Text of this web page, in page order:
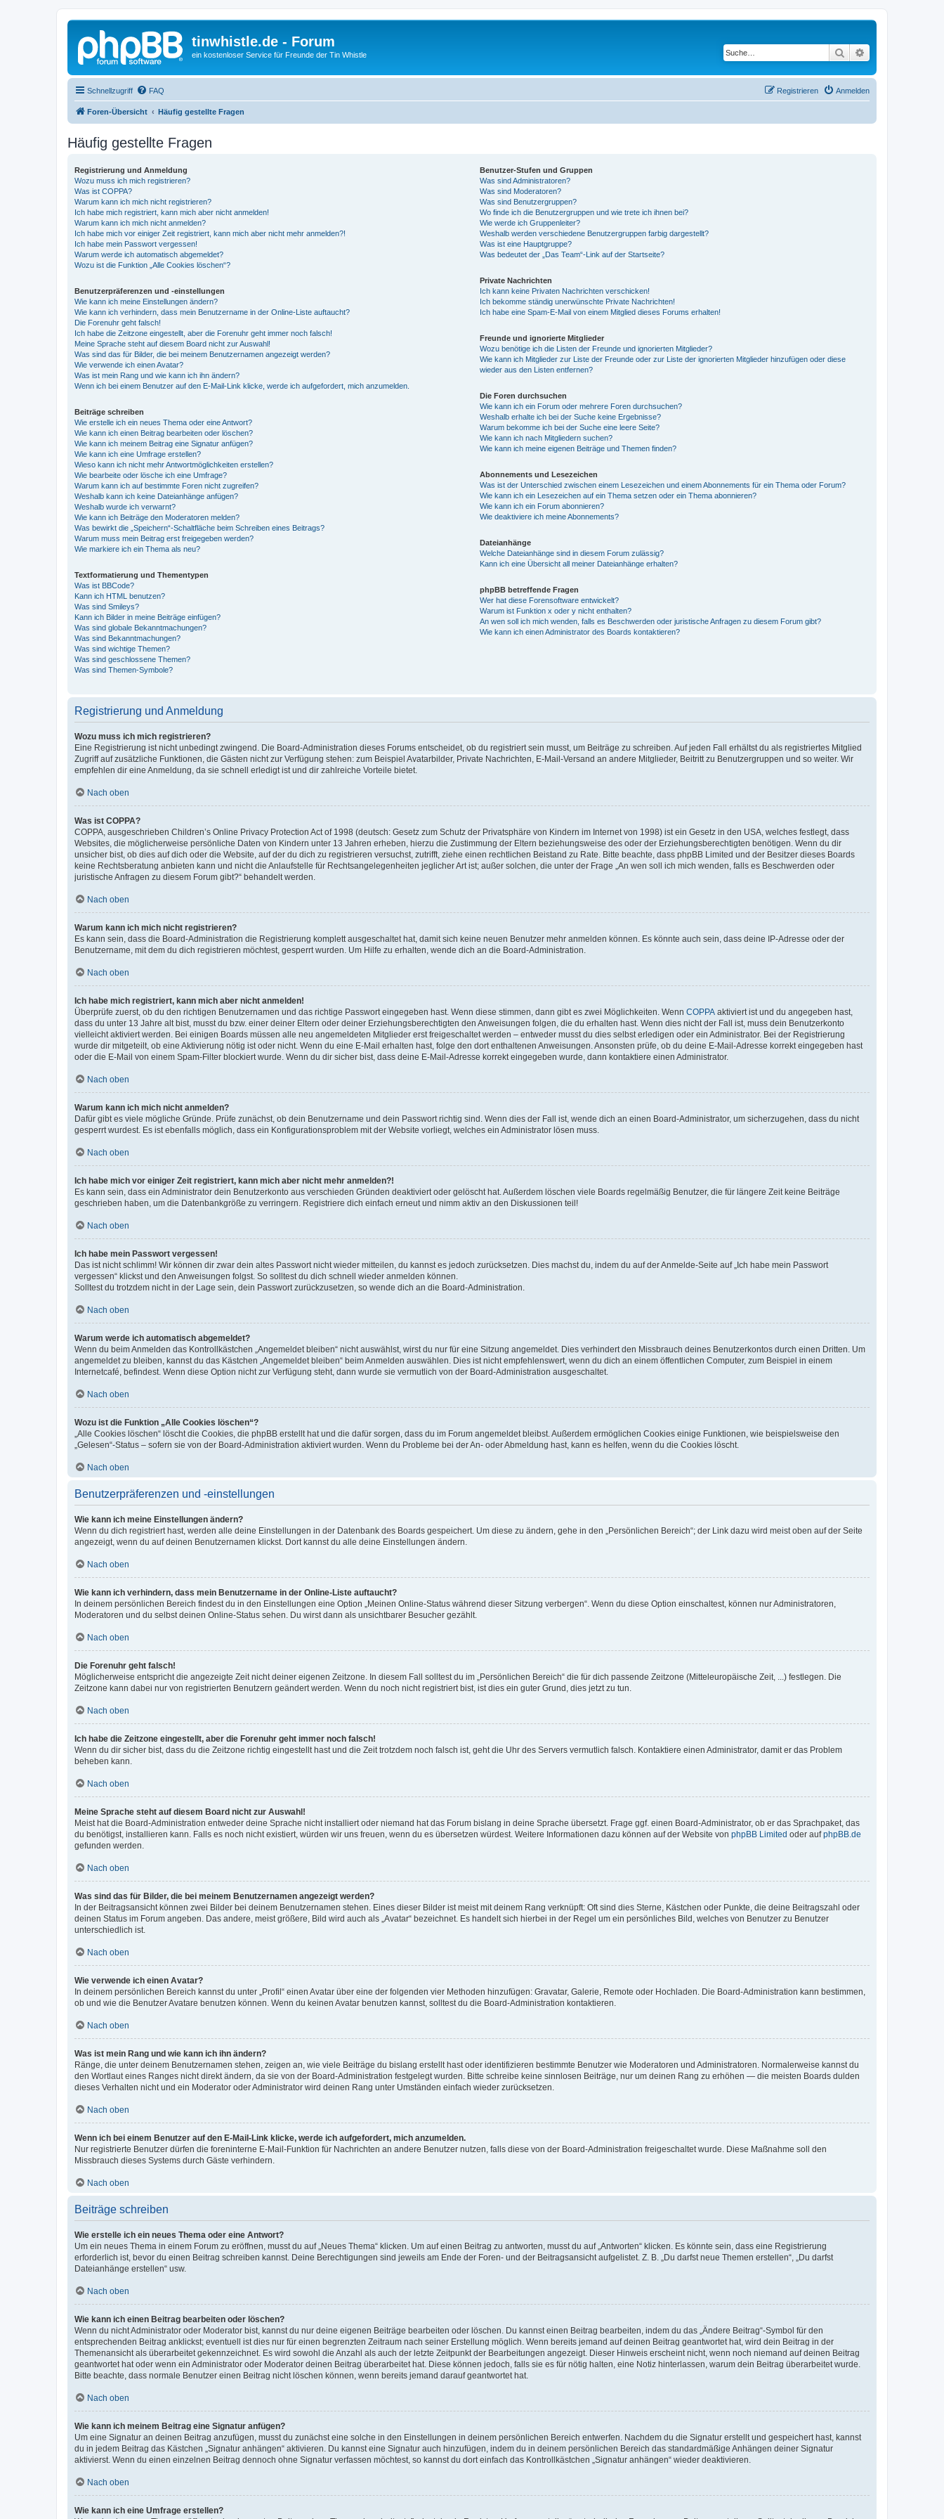
tinwhistle.de - Forum
ein kostenloser Service für Freunde der Tin Whistle Suche
Schnellzugriff FAQ Anmelden
Registrieren
Foren-Übersicht Häufig gestellte Fragen
Häufig gestellte Fragen
Registrierung und Anmeldung
Wozu muss ich mich registrieren?
Was ist COPPA?
Warum kann ich mich nicht registrieren?
Ich habe mich registriert, kann mich aber nicht anmelden!
Warum kann ich mich nicht anmelden?
Ich habe mich vor einiger Zeit registriert, kann mich aber nicht mehr anmelden?!
Ich habe mein Passwort vergessen!
Warum werde ich automatisch abgemeldet?
Wozu ist die Funktion „Alle Cookies löschen“?
Benutzerpräferenzen und -einstellungen
Wie kann ich meine Einstellungen ändern?
Wie kann ich verhindern, dass mein Benutzername in der Online-Liste auftaucht?
Die Forenuhr geht falsch!
Ich habe die Zeitzone eingestellt, aber die Forenuhr geht immer noch falsch!
Meine Sprache steht auf diesem Board nicht zur Auswahl!
Was sind das für Bilder, die bei meinem Benutzernamen angezeigt werden?
Wie verwende ich einen Avatar?
Was ist mein Rang und wie kann ich ihn ändern?
Wenn ich bei einem Benutzer auf den E-Mail-Link klicke, werde ich aufgefordert, mich anzumelden.
Beiträge schreiben
Wie erstelle ich ein neues Thema oder eine Antwort?
Wie kann ich einen Beitrag bearbeiten oder löschen?
Wie kann ich meinem Beitrag eine Signatur anfügen?
Wie kann ich eine Umfrage erstellen?
Wieso kann ich nicht mehr Antwortmöglichkeiten erstellen?
Wie bearbeite oder lösche ich eine Umfrage?
Warum kann ich auf bestimmte Foren nicht zugreifen?
Weshalb kann ich keine Dateianhänge anfügen?
Weshalb wurde ich verwarnt?
Wie kann ich Beiträge den Moderatoren melden?
Was bewirkt die „Speichern“-Schaltfläche beim Schreiben eines Beitrags?
Warum muss mein Beitrag erst freigegeben werden?
Wie markiere ich ein Thema als neu?
Textformatierung und Thementypen
Was ist BBCode?
Kann ich HTML benutzen?
Was sind Smileys?
Kann ich Bilder in meine Beiträge einfügen?
Was sind globale Bekanntmachungen?
Was sind Bekanntmachungen?
Was sind wichtige Themen?
Was sind geschlossene Themen?
Was sind Themen-Symbole?
Benutzer-Stufen und Gruppen
Was sind Administratoren?
Was sind Moderatoren?
Was sind Benutzergruppen?
Wo finde ich die Benutzergruppen und wie trete ich ihnen bei?
Wie werde ich Gruppenleiter?
Weshalb werden verschiedene Benutzergruppen farbig dargestellt?
Was ist eine Hauptgruppe?
Was bedeutet der „Das Team“-Link auf der Startseite?
Private Nachrichten
Ich kann keine Privaten Nachrichten verschicken!
Ich bekomme ständig unerwünschte Private Nachrichten!
Ich habe eine Spam-E-Mail von einem Mitglied dieses Forums erhalten!
Freunde und ignorierte Mitglieder
Wozu benötige ich die Listen der Freunde und ignorierten Mitglieder?
Wie kann ich Mitglieder zur Liste der Freunde oder zur Liste der ignorierten Mitglieder hinzufügen oder diese
wieder aus den Listen entfernen?
Die Foren durchsuchen
Wie kann ich ein Forum oder mehrere Foren durchsuchen?
Weshalb erhalte ich bei der Suche keine Ergebnisse?
Warum bekomme ich bei der Suche eine leere Seite?
Wie kann ich nach Mitgliedern suchen?
Wie kann ich meine eigenen Beiträge und Themen finden?
Abonnements und Lesezeichen
Was ist der Unterschied zwischen einem Lesezeichen und einem Abonnements für ein Thema oder Forum?
Wie kann ich ein Lesezeichen auf ein Thema setzen oder ein Thema abonnieren?
Wie kann ich ein Forum abonnieren?
Wie deaktiviere ich meine Abonnements?
Dateianhänge
Welche Dateianhänge sind in diesem Forum zulässig?
Kann ich eine Übersicht all meiner Dateianhänge erhalten?
phpBB betreffende Fragen
Wer hat diese Forensoftware entwickelt?
Warum ist Funktion x oder y nicht enthalten?
An wen soll ich mich wenden, falls es Beschwerden oder juristische Anfragen zu diesem Forum gibt?
Wie kann ich einen Administrator des Boards kontaktieren?
Registrierung und Anmeldung
Wozu muss ich mich registrieren?
Eine Registrierung ist nicht unbedingt zwingend. Die Board-Administration dieses Forums entscheidet, ob du registriert sein musst, um Beiträge zu schreiben. Auf jeden Fall erhältst du als registriertes Mitglied
Zugriff auf zusätzliche Funktionen, die Gästen nicht zur Verfügung stehen: zum Beispiel Avatarbilder, Private Nachrichten, E-Mail-Versand an andere Mitglieder, Beitritt zu Benutzergruppen und so weiter. Wir
empfehlen dir eine Anmeldung, da sie schnell erledigt ist und dir zahlreiche Vorteile bietet.
Nach oben
Was ist COPPA?
COPPA, ausgeschrieben Children’s Online Privacy Protection Act of 1998 (deutsch: Gesetz zum Schutz der Privatsphäre von Kindern im Internet von 1998) ist ein Gesetz in den USA, welches festlegt, dass
Websites, die möglicherweise persönliche Daten von Kindern unter 13 Jahren erheben, hierzu die Zustimmung der Eltern beziehungsweise des oder der Erziehungsberechtigten benötigen. Wenn du dir
unsicher bist, ob dies auf dich oder die Website, auf der du dich zu registrieren versuchst, zutrifft, ziehe einen rechtlichen Beistand zu Rate. Bitte beachte, dass phpBB Limited und der Besitzer dieses Boards
keine Rechtsberatung anbieten kann und nicht die Anlaufstelle für Rechtsangelegenheiten jeglicher Art ist; außer solchen, die unter der Frage „An wen soll ich mich wenden, falls es Beschwerden oder
juristische Anfragen zu diesem Forum gibt?“ behandelt werden.
Nach oben
Warum kann ich mich nicht registrieren?
Es kann sein, dass die Board-Administration die Registrierung komplett ausgeschaltet hat, damit sich keine neuen Benutzer mehr anmelden können. Es könnte auch sein, dass deine IP-Adresse oder der
Benutzername, mit dem du dich registrieren möchtest, gesperrt wurden. Um Hilfe zu erhalten, wende dich an die Board-Administration.
Nach oben
Ich habe mich registriert, kann mich aber nicht anmelden!
Überprüfe zuerst, ob du den richtigen Benutzernamen und das richtige Passwort eingegeben hast. Wenn diese stimmen, dann gibt es zwei Möglichkeiten. Wenn COPPA aktiviert ist und du angegeben hast,
dass du unter 13 Jahre alt bist, musst du bzw. einer deiner Eltern oder deiner Erziehungsberechtigten den Anweisungen folgen, die du erhalten hast. Wenn dies nicht der Fall ist, muss dein Benutzerkonto
vielleicht aktiviert werden. Bei einigen Boards müssen alle neu angemeldeten Mitglieder erst freigeschaltet werden – entweder musst du dies selbst erledigen oder ein Administrator. Bei der Registrierung
wurde dir mitgeteilt, ob eine Aktivierung nötig ist oder nicht. Wenn du eine E-Mail erhalten hast, folge den dort enthaltenen Anweisungen. Ansonsten prüfe, ob du deine E-Mail-Adresse korrekt eingegeben hast
oder die E-Mail von einem Spam-Filter blockiert wurde. Wenn du dir sicher bist, dass deine E-Mail-Adresse korrekt eingegeben wurde, dann kontaktiere einen Administrator.
Nach oben
Warum kann ich mich nicht anmelden?
Dafür gibt es viele mögliche Gründe. Prüfe zunächst, ob dein Benutzername und dein Passwort richtig sind. Wenn dies der Fall ist, wende dich an einen Board-Administrator, um sicherzugehen, dass du nicht
gesperrt wurdest. Es ist ebenfalls möglich, dass ein Konfigurationsproblem mit der Website vorliegt, welches ein Administrator lösen muss.
Nach oben
Ich habe mich vor einiger Zeit registriert, kann mich aber nicht mehr anmelden?!
Es kann sein, dass ein Administrator dein Benutzerkonto aus verschieden Gründen deaktiviert oder gelöscht hat. Außerdem löschen viele Boards regelmäßig Benutzer, die für längere Zeit keine Beiträge
geschrieben haben, um die Datenbankgröße zu verringern. Registriere dich einfach erneut und nimm aktiv an den Diskussionen teil!
Nach oben
Ich habe mein Passwort vergessen!
Das ist nicht schlimm! Wir können dir zwar dein altes Passwort nicht wieder mitteilen, du kannst es jedoch zurücksetzen. Dies machst du, indem du auf der Anmelde-Seite auf „Ich habe mein Passwort
vergessen“ klickst und den Anweisungen folgst. So solltest du dich schnell wieder anmelden können.
Solltest du trotzdem nicht in der Lage sein, dein Passwort zurückzusetzen, so wende dich an die Board-Administration.
Nach oben
Warum werde ich automatisch abgemeldet?
Wenn du beim Anmelden das Kontrollkästchen „Angemeldet bleiben“ nicht auswählst, wirst du nur für eine Sitzung angemeldet. Dies verhindert den Missbrauch deines Benutzerkontos durch einen Dritten. Um
angemeldet zu bleiben, kannst du das Kästchen „Angemeldet bleiben“ beim Anmelden auswählen. Dies ist nicht empfehlenswert, wenn du dich an einem öffentlichen Computer, zum Beispiel in einem
Internetcafé, befindest. Wenn diese Option nicht zur Verfügung steht, dann wurde sie vermutlich von der Board-Administration ausgeschaltet.
Nach oben
Wozu ist die Funktion „Alle Cookies löschen“?
„Alle Cookies löschen“ löscht die Cookies, die phpBB erstellt hat und die dafür sorgen, dass du im Forum angemeldet bleibst. Außerdem ermöglichen Cookies einige Funktionen, wie beispielsweise den
„Gelesen“-Status – sofern sie von der Board-Administration aktiviert wurden. Wenn du Probleme bei der An- oder Abmeldung hast, kann es helfen, wenn du die Cookies löscht.
Nach oben
Benutzerpräferenzen und -einstellungen
Wie kann ich meine Einstellungen ändern?
Wenn du dich registriert hast, werden alle deine Einstellungen in der Datenbank des Boards gespeichert. Um diese zu ändern, gehe in den „Persönlichen Bereich“; der Link dazu wird meist oben auf der Seite
angezeigt, wenn du auf deinen Benutzernamen klickst. Dort kannst du alle deine Einstellungen ändern.
Nach oben
Wie kann ich verhindern, dass mein Benutzername in der Online-Liste auftaucht?
In deinem persönlichen Bereich findest du in den Einstellungen eine Option „Meinen Online-Status während dieser Sitzung verbergen“. Wenn du diese Option einschaltest, können nur Administratoren,
Moderatoren und du selbst deinen Online-Status sehen. Du wirst dann als unsichtbarer Besucher gezählt.
Nach oben
Die Forenuhr geht falsch!
Möglicherweise entspricht die angezeigte Zeit nicht deiner eigenen Zeitzone. In diesem Fall solltest du im „Persönlichen Bereich“ die für dich passende Zeitzone (Mitteleuropäische Zeit, ...) festlegen. Die
Zeitzone kann dabei nur von registrierten Benutzern geändert werden. Wenn du noch nicht registriert bist, ist dies ein guter Grund, dies jetzt zu tun.
Nach oben
Ich habe die Zeitzone eingestellt, aber die Forenuhr geht immer noch falsch!
Wenn du dir sicher bist, dass du die Zeitzone richtig eingestellt hast und die Zeit trotzdem noch falsch ist, geht die Uhr des Servers vermutlich falsch. Kontaktiere einen Administrator, damit er das Problem
beheben kann.
Nach oben
Meine Sprache steht auf diesem Board nicht zur Auswahl!
Meist hat die Board-Administration entweder deine Sprache nicht installiert oder niemand hat das Forum bislang in deine Sprache übersetzt. Frage ggf. einen Board-Administrator, ob er das Sprachpaket, das
du benötigst, installieren kann. Falls es noch nicht existiert, würden wir uns freuen, wenn du es übersetzen würdest. Weitere Informationen dazu können auf der Website von phpBB Limited oder aufphpBB.de
gefunden werden.
Nach oben
Was sind das für Bilder, die bei meinem Benutzernamen angezeigt werden?
In der Beitragsansicht können zwei Bilder bei deinem Benutzernamen stehen. Eines dieser Bilder ist meist mit deinem Rang verknüpft: Oft sind dies Sterne, Kästchen oder Punkte, die deine Beitragszahl oder
deinen Status im Forum angeben. Das andere, meist größere, Bild wird auch als „Avatar“ bezeichnet. Es handelt sich hierbei in der Regel um ein persönliches Bild, welches von Benutzer zu Benutzer
unterschiedlich ist.
Nach oben
Wie verwende ich einen Avatar?
In deinem persönlichen Bereich kannst du unter „Profil“ einen Avatar über eine der folgenden vier Methoden hinzufügen: Gravatar, Galerie, Remote oder Hochladen. Die Board-Administration kann bestimmen,
ob und wie die Benutzer Avatare benutzen können. Wenn du keinen Avatar benutzen kannst, solltest du die Board-Administration kontaktieren.
Nach oben
Was ist mein Rang und wie kann ich ihn ändern?
Ränge, die unter deinem Benutzernamen stehen, zeigen an, wie viele Beiträge du bislang erstellt hast oder identifizieren bestimmte Benutzer wie Moderatoren und Administratoren. Normalerweise kannst du
den Wortlaut eines Ranges nicht direkt ändern, da sie von der Board-Administration festgelegt wurden. Bitte schreibe keine sinnlosen Beiträge, nur um deinen Rang zu erhöhen — die meisten Boards dulden
dieses Verhalten nicht und ein Moderator oder Administrator wird deinen Rang unter Umständen einfach wieder zurücksetzen.
Nach oben
Wenn ich bei einem Benutzer auf den E-Mail-Link klicke, werde ich aufgefordert, mich anzumelden.
Nur registrierte Benutzer dürfen die foreninterne E-Mail-Funktion für Nachrichten an andere Benutzer nutzen, falls diese von der Board-Administration freigeschaltet wurde. Diese Maßnahme soll den
Missbrauch dieses Systems durch Gäste verhindern.
Nach oben
Beiträge schreiben
Wie erstelle ich ein neues Thema oder eine Antwort?
Um ein neues Thema in einem Forum zu eröffnen, musst du auf „Neues Thema“ klicken. Um auf einen Beitrag zu antworten, musst du auf „Antworten“ klicken. Es könnte sein, dass eine Registrierung
erforderlich ist, bevor du einen Beitrag schreiben kannst. Deine Berechtigungen sind jeweils am Ende der Foren- und der Beitragsansicht aufgelistet. Z. B. „Du darfst neue Themen erstellen“, „Du darfst
Dateianhänge erstellen“ usw.
Nach oben
Wie kann ich einen Beitrag bearbeiten oder löschen?
Wenn du nicht Administrator oder Moderator bist, kannst du nur deine eigenen Beiträge bearbeiten oder löschen. Du kannst einen Beitrag bearbeiten, indem du das „Ändere Beitrag“-Symbol für den
entsprechenden Beitrag anklickst; eventuell ist dies nur für einen begrenzten Zeitraum nach seiner Erstellung möglich. Wenn bereits jemand auf deinen Beitrag geantwortet hat, wird dein Beitrag in der
Themenansicht als überarbeitet gekennzeichnet. Es wird sowohl die Anzahl als auch der letzte Zeitpunkt der Bearbeitungen angezeigt. Dieser Hinweis erscheint nicht, wenn noch niemand auf deinen Beitrag
geantwortet hat oder wenn ein Administrator oder Moderator deinen Beitrag überarbeitet hat. Diese können jedoch, falls sie es für nötig halten, eine Notiz hinterlassen, warum dein Beitrag überarbeitet wurde.
Bitte beachte, dass normale Benutzer einen Beitrag nicht löschen können, wenn bereits jemand darauf geantwortet hat.
Nach oben
Wie kann ich meinem Beitrag eine Signatur anfügen?
Um eine Signatur an deinen Beitrag anzufügen, musst du zunächst eine solche in den Einstellungen in deinem persönlichen Bereich entwerfen. Nachdem du die Signatur erstellt und gespeichert hast, kannst
du in jedem Beitrag das Kästchen „Signatur anhängen“ aktivieren. Du kannst eine Signatur auch hinzufügen, indem du in deinem persönlichen Bereich das standardmäßige Anhängen deiner Signatur
aktivierst. Wenn du einen einzelnen Beitrag dennoch ohne Signatur verfassen möchtest, so kannst du dort einfach das Kontrollkästchen „Signatur anhängen“ wieder deaktivieren.
Nach oben
Wie kann ich eine Umfrage erstellen?